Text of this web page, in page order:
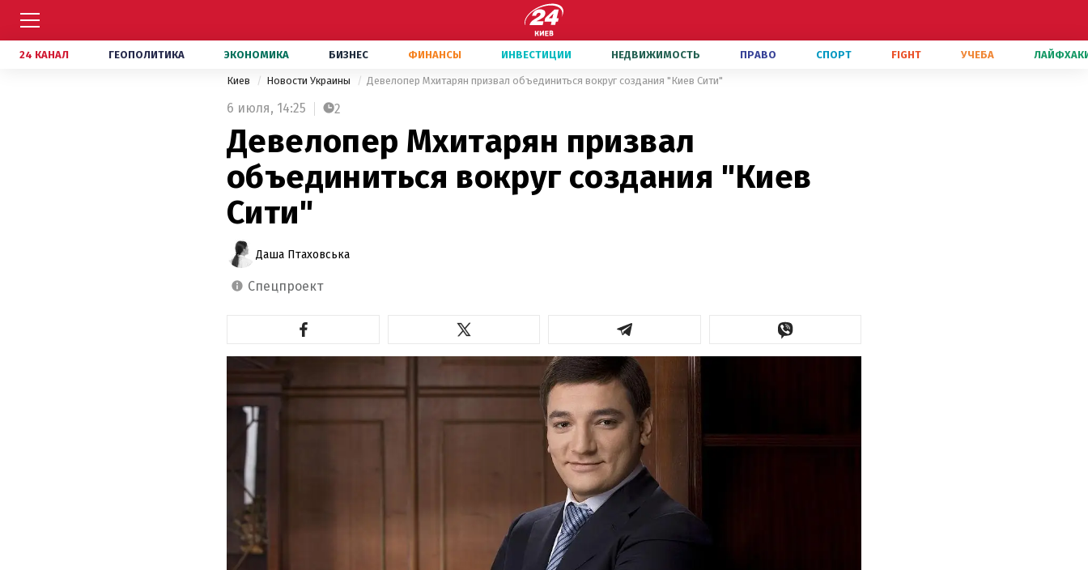
24 КАНАЛ ГЕОПОЛИТИКА ЭКОНОМИКА БИЗНЕС ФИНАНСЫ ИНВЕСТИЦИИ НЕДВИЖИМОСТЬ ПРАВО СПОРТ FIGHT УЧЕБА
Киев Новости Украины Девелопер Мхитарян призвал объединиться вокруг создания "Киев Сити"
6 июля, 14:25 2
Девелопер Мхитарян призвал
объединиться вокруг создания "Киев
Сити"
Даша Птаховська
спецпроект